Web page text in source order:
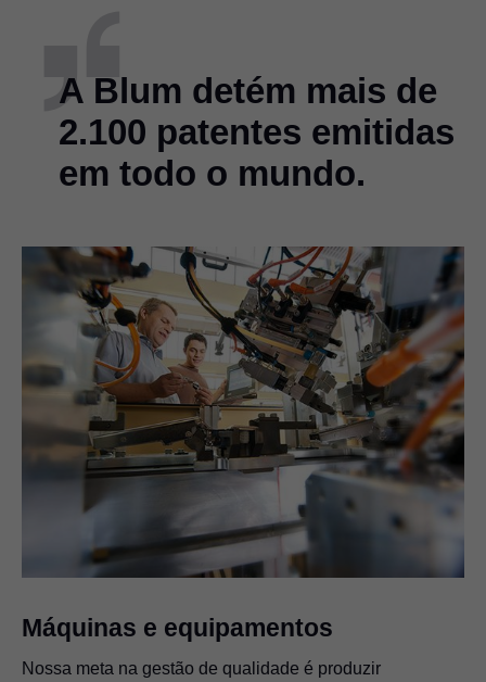
A Blum detém mais de
2.100 patentes emitidas
em todo o mundo.
Máquinas e equipamentos
Nossa meta na gestão de qualidade é produzir